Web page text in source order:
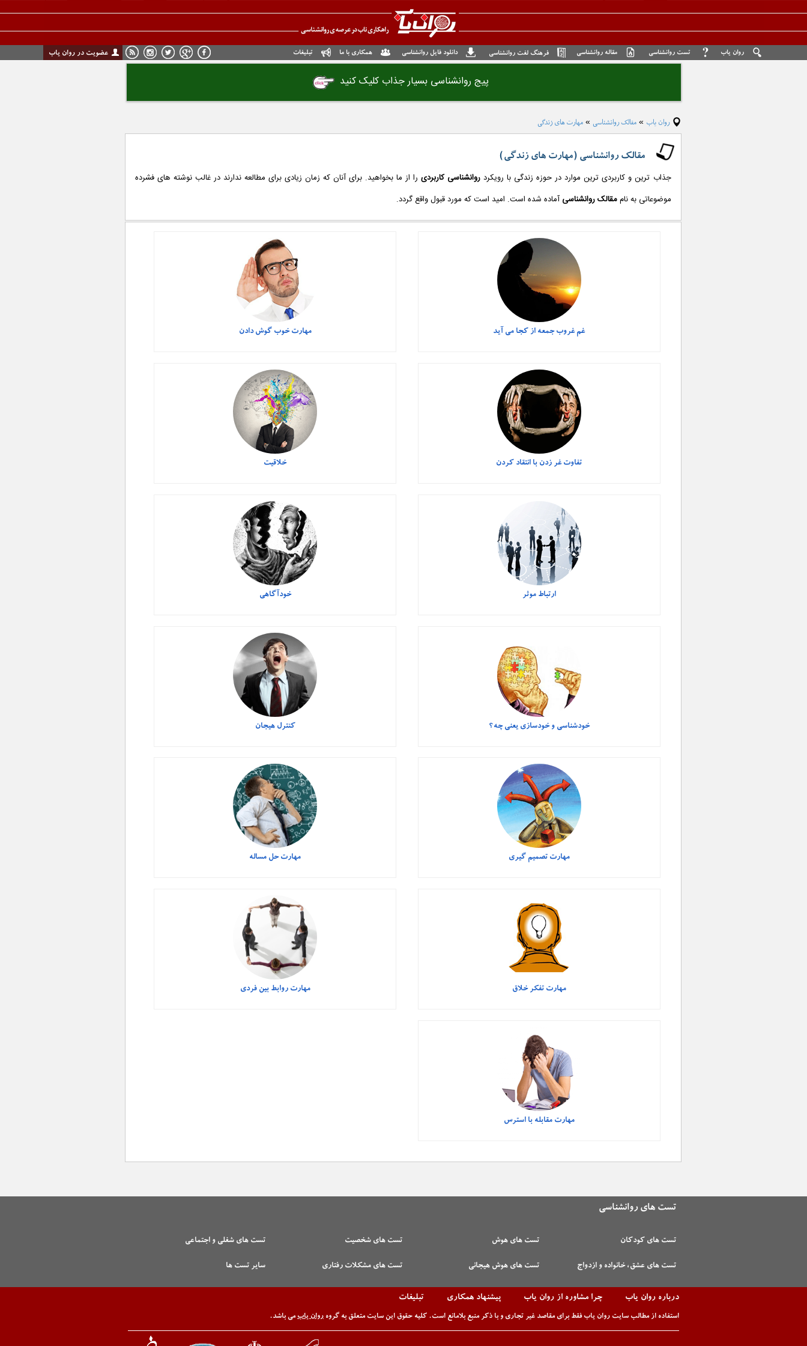
عضویت در روان یاب روان یاب تست روانشناسی مقاله روانشناسی فرهنگ لغت روانشناسی دانلود فایل روانشناسی همکاری با ما تبلیغات
پیج روانشناسی بسیار جذاب کلیک کنید
روان یاب » مقالک روانشناسی » مهارت های زندگی
مقالک روانشناسی (مهارت های زندگی)
جذاب ترین و کاربردی ترین موارد در حوزه زندگی با رویکرد روانشناسی کاربردیرا از ما بخواهید. برای آنان که زمان زیادی برای مطالعه ندارند در غالب نوشته های فشرده
موضوعاتی به ناممقالک روانشناسی آماده شده است. امید است که مورد قبول واقع گردد.
غم غروب جمعه از کجا می آید مهارت خوب گوش دادن
تفاوت غر زدن با انتقاد کردن خلاقیت
ارتباط موثر خودآگاهی
خودشناسی و خودسازی یعنی چه؟ کنترل هیجان
مهارت تصمیم گیری مهارت حل مساله
مهارت تفکر خلاق مهارت روابط بین فردی
مهارت مقابله با استرس
تست های روانشناسی
تست های کودکان تست های هوش تست های شخصیت
تست های شغلی و اجتماعی
تست های عشق، خانواده و ازدواج
تست های هوش هیجانی تست های مشکلات رفتاری سایر تست ها
درباره روان یاب چرا مشاوره از روان یاب پیشنهاد همکاری تبلیغات
استفاده از مطالب سایت روان یاب فقط برای مقاصد غیر تجاری و با ذکر منبع بلامانع است. کلیه حقوق این سایت متعلق به گروه روان یابمی باشد.